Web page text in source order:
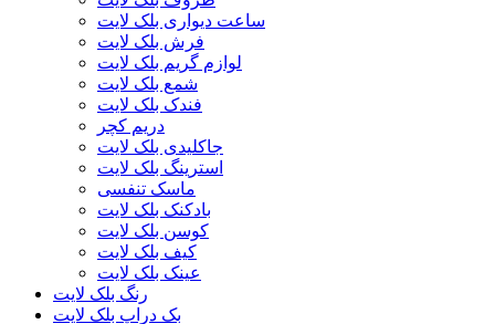
ساعت دیواری بلک لایت
فرش بلک لایت
لوازم گریم بلک لایت
شمع بلک لایت
فندک بلک لایت
دریم کچر
جاکلیدی بلک لایت
استرینگ بلک لایت
ماسک تنفسی
بادکنک بلک لایت
کوسن بلک لایت
کیف بلک لایت
عینک بلک لایت
رنگ بلک لایت
بک دراپ بلک لایت